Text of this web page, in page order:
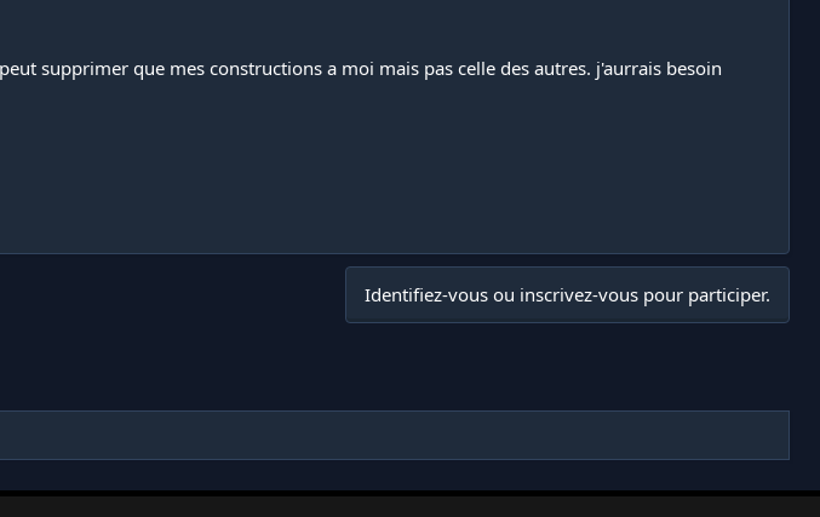
supprimer que mes constructions a moi mais pas celle des autres. j'aurrais besoin
Identifiez-vous ou inscrivez-vous pour participer.